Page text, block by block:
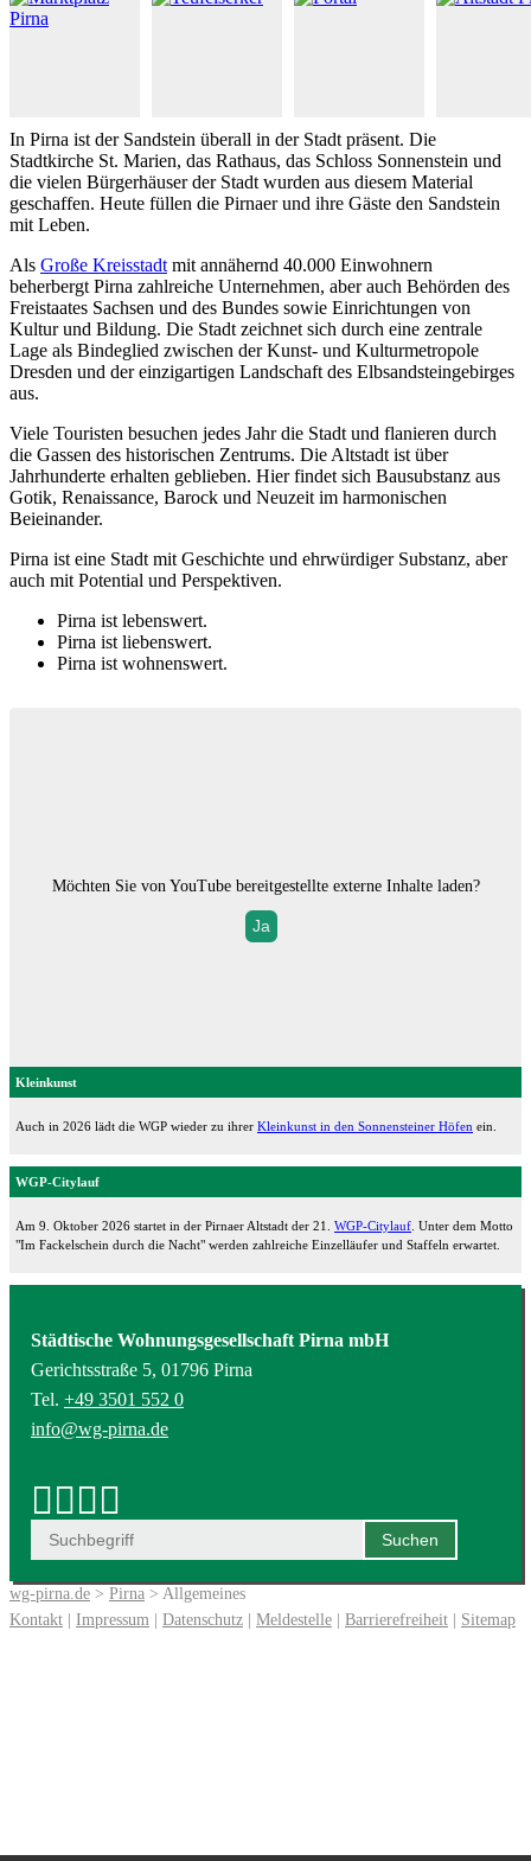
In Pirna ist der Sandstein überall in der Stadt präsent. Die
Stadtkirche St. Marien, das Rathaus, das Schloss Sonnenstein und
die vielen Bürgerhäuser der Stadt wurden aus diesem Material
geschaffen. Heute füllen die Pirnaer und ihre Gäste den Sandstein
mit Leben.
Als Große Kreisstadt mit annähernd 40.000 Einwohnern
beherbergt Pirna zahlreiche Unternehmen, aber auch Behörden des
Freistaates Sachsen und des Bundes sowie Einrichtungen von
Kultur und Bildung. Die Stadt zeichnet sich durch eine zentrale
Lage als Bindeglied zwischen der Kunst- und Kulturmetropole
Dresden und der einzigartigen Landschaft des Elbsandsteingebirges
aus.
Viele Touristen besuchen jedes Jahr die Stadt und flanieren durch
die Gassen des historischen Zentrums. Die Altstadt ist über
Jahrhunderte erhalten geblieben. Hier findet sich Bausubstanz aus
Gotik, Renaissance, Barock und Neuzeit im harmonischen
Beieinander.
Pirna ist eine Stadt mit Geschichte und ehrwürdiger Substanz, aber
auch mit Potential und Perspektiven.
Pirna ist lebenswert.
Pirna ist liebenswert.
Pirna ist wohnenswert.
Möchten Sie von YouTubebereitgestellte externe Inhalte laden?
Ja
Kleinkunst
Auch in 2026 lädt die WGP wieder zu ihrer Kleinkunst in den Sonnensteiner Höfen ein.
WGP-Citylauf
Am 9. Oktober 2026 startet in der Pirnaer Altstadt der 21. WGP-Citylauf . Unter dem Motto
"Im Fackelschein durch die Nacht" werden zahlreiche Einzelläufer und Staffeln erwartet.
Städtische Wohnungsgesellschaft Pirna mbH
Gerichtsstraße 5, 01796 Pirna
Tel. +49 3501 552 0
info@wg-pirna.de
wg-pirna.de > Pirna > Allgemeines
Kontakt | Impressum | Datenschutz | Meldestelle | Barrierefreiheit | Sitemap